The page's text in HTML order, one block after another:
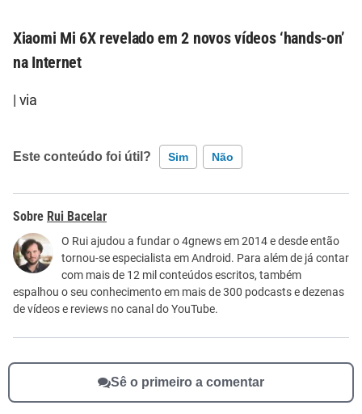
Xiaomi Mi 6X revelado em 2 novos vídeos ‘hands-on’
na Internet
| via
Este conteúdo foi útil? Sim Não
Este conteúdo contém informação incorreta
Este conteúdo não tem a informação que procuro
Outro
Rui Bacelar
O Rui ajudou a fundar o 4gnews em 2014 e desde então
tornou-se especialista em Android. Para além de já contar
com mais de 12 mil conteúdos escritos, também
espalhou o seu conhecimento em mais de 300 podcasts e dezenas
de vídeos e reviews no canal do YouTube.
Sê o primeiro a comentar